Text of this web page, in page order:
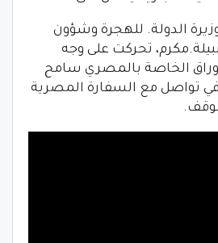
الدولة. للهجرة وشؤون
تحركت على وجه
الخاصة بالمصري سامح
تواصل مع السفارة المصرية